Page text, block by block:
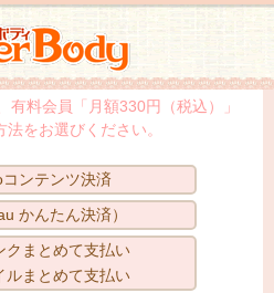
料会員「月額330円（税込）」
をお選びください。
ンテンツ決済
かんたん決済）
クまとめて支払い
ルまとめて支払い